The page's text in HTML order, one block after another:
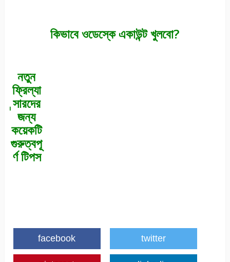
কিভাবে ওডেস্কে একাউন্ট খুলবো?
নতুন
ফ্রিল্যা
ন্সারদের
জন্য
কয়েকটি
গুরুত্বপূ
র্ণ টিপস
facebook twitter